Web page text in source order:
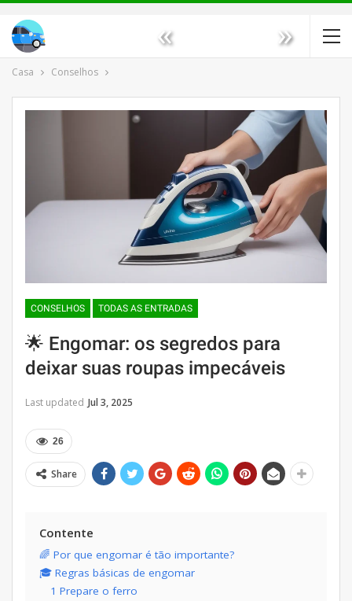
« »
Casa Conselhos
CONSELHOS TODAS AS ENTRADAS
🌟 Engomar: os segredos para
deixar suas roupas impecáveis
Last updated Jul 3, 2025
26
Share
Contente
🌈 Por que engomar é tão importante?
🎓 Regras básicas de engomar
1 Prepare o ferro